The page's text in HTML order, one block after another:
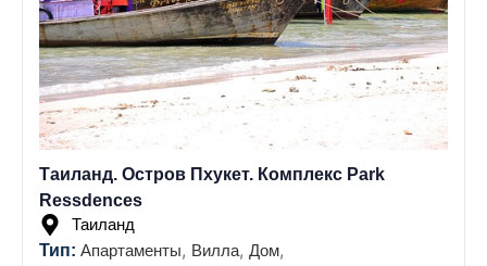
Таиланд. Остров Пхукет. Комплекс Park
Ressdences
Таиланд
Тип: Апартаменты, Вилла, Дом,